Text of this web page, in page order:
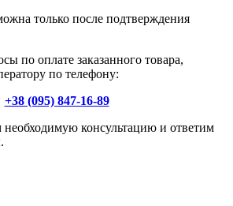
только после подтверждения
по оплате заказанного товара,
по телефону:
+38 (095) 847-16-89
консультацию и ответим